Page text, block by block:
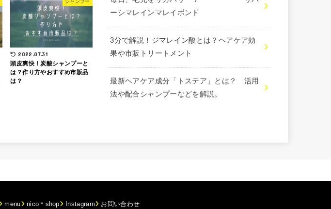
2022.07.31
頭皮爽快！炭酸シャンプーと
は？作り方やおすすめ市販品
は？
ーシマレインマレイボンド
3分で解説！ジマレイン酸とは？ヘアケア効
果や市販トリートメント
最新ヘアケア成分「トステア」とは？ 活用
法や配合シャンプーなどを解説。
menu nico＊shop Instagram お問い合わせ